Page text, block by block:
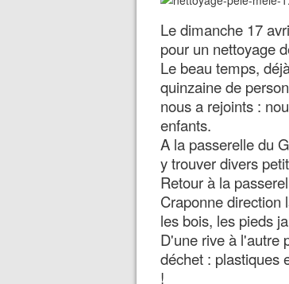
Le dimanche 17
pour un nettoyage
Le beau temps,
quinzaine de
nous a rejoints :
enfants.
A la passerelle du
y trouver divers
Retour à la
Craponne direction
les bois, les pieds
D'une rive à l'autre
déchet : plastiques
!